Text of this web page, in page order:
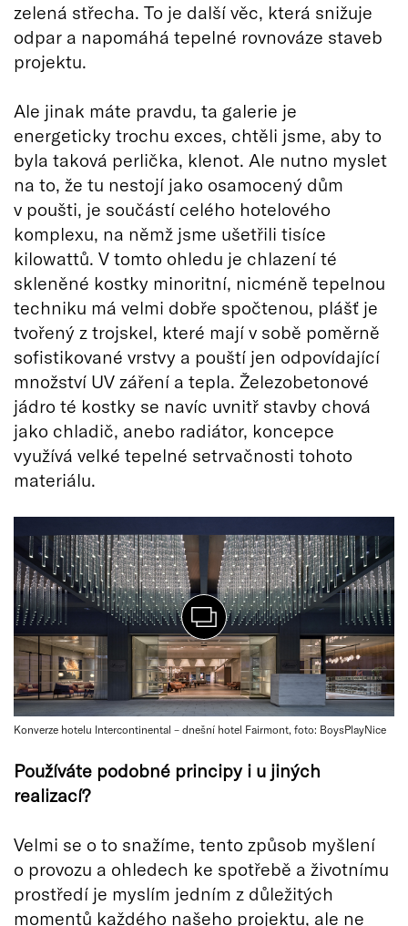
zelená střecha. To je další věc, která snižuje
odpar a napomáhá tepelné rovnováze staveb
projektu.
Ale jinak máte pravdu, ta galerie je
energeticky trochu exces, chtěli jsme, aby to
byla taková perlička, klenot. Ale nutno myslet
na to, že tu nestojí jako osamocený dům
v poušti, je součástí celého hotelového
komplexu, na němž jsme ušetřili tisíce
kilowattů. V tomto ohledu je chlazení té
skleněné kostky minoritní, nicméně tepelnou
techniku má velmi dobře spočtenou, plášť je
tvořený z trojskel, které mají v sobě poměrně
sofistikované vrstvy a pouští jen odpovídající
množství UV záření a tepla. Železobetonové
jádro té kostky se navíc uvnitř stavby chová
jako chladič, anebo radiátor, koncepce
využívá velké tepelné setrvačnosti tohoto
materiálu.
Konverze hotelu Intercontinental – dnešní hotel Fairmont, foto: BoysPlayNice
Používáte podobné principy i u jiných
realizací?
Velmi se o to snažíme, tento způsob myšlení
o provozu a ohledech ke spotřebě a životnímu
prostředí je myslím jedním z důležitých
momentů každého našeho projektu, ale ne